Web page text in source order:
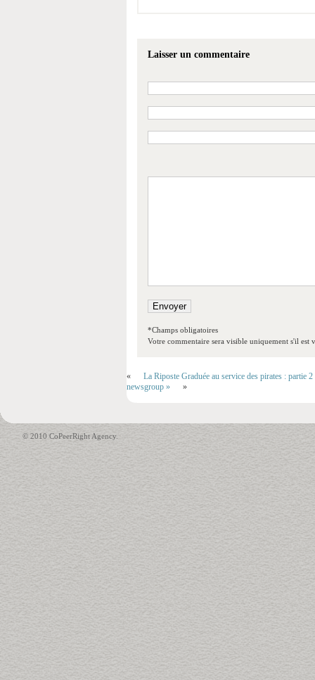
Laisser un commentaire
*Champs obligatoires
Votre commentaire sera visible uniquement s'il est
«
La Riposte Graduée au service des pirates : partie
newsgroup »
»
© 2010 CoPeerRight Agency.